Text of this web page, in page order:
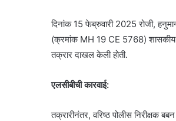
दिनांक 15 फेब्रुवारी 2025 रोजी,
(क्रमांक MH 19 CE 5768) शासकीय
तक्रार दाखल केली होती.
एलसीबीची कारवाई:
तक्रारीनंतर, वरिष्ठ पोलीस निरीक्षक